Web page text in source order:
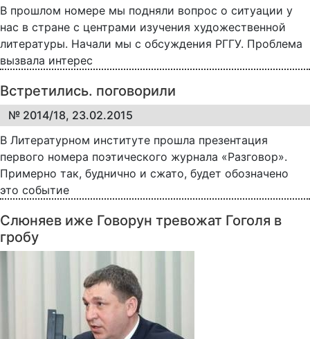
В прошлом номере мы подняли вопрос о ситуации у
нас в стране с центрами изучения художественной
литературы. Начали мы с обсуждения РГГУ. Проблема
вызвала интерес
Встретились. поговорили
№ 2014/18, 23.02.2015
В Литературном институте прошла презентация
первого номера поэтического журнала «Разговор».
Примерно так, буднично и сжато, будет обозначено
это событие
Слюняев иже Говорун тревожат Гоголя в
гробу